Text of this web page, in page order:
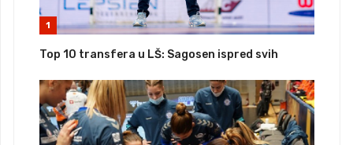
1
Top 10 transfera u LŠ: Sagosen ispred svih